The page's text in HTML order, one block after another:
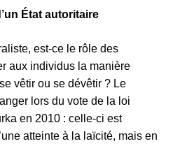
État autoritaire
est-ce le rôle des
aux individus la manière
vêtir ou se dévêtir ? Le
lors du vote de la loi
en 2010 : celle-ci est
atteinte à la laïcité, mais en